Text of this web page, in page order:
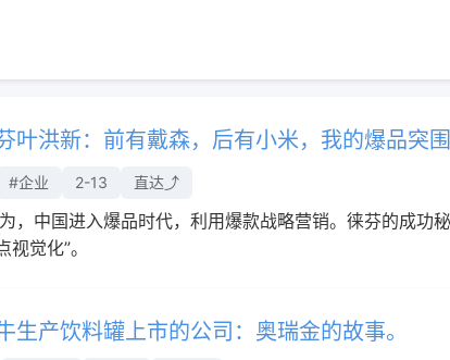
叶洪新：前有戴森，后有小米，我的爆品突
#企业 2-13 直达⤴︎
，中国进入爆品时代，利用爆款战略营销。徕芬的成功
视觉化”。
生产饮料罐上市的公司：奥瑞金的故事。